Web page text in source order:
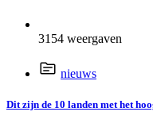
3154 weergaven
nieuws
Dit zijn de 10 landen met het